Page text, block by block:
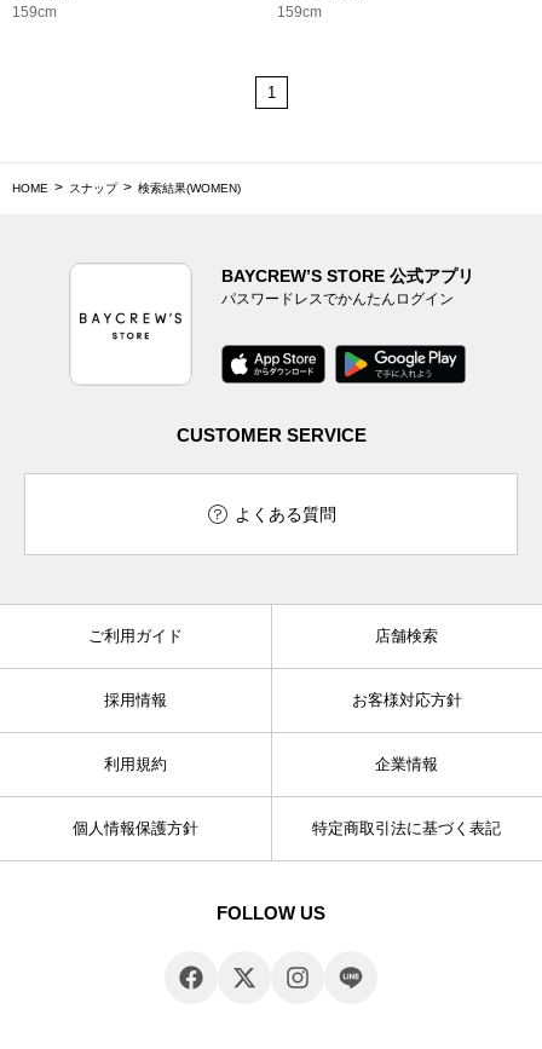
159cm
159cm
1
HOME スナップ 検索結果(WOMEN)
BAYCREW’S STORE 公式アプリ
パスワードレスでかんたんログイン
CUSTOMER SERVICE
よくある質問
ご利用ガイド 店舗検索
採用情報 お客様対応方針
利用規約 企業情報
個人情報保護方針 特定商取引法に基づく表記
FOLLOW US